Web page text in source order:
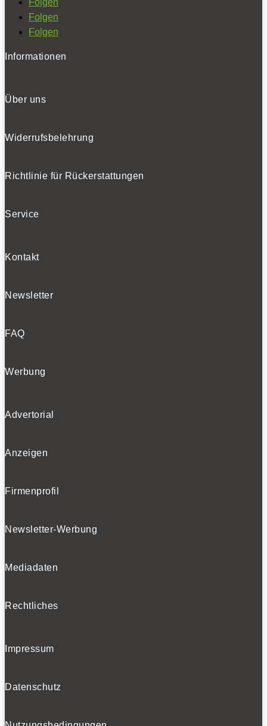
Folgen
Folgen
Folgen
Informationen
Über uns
Widerrufsbelehrung
Richtlinie für Rückerstattungen
Service
Kontakt
Newsletter
FAQ
Werbung
Advertorial
Anzeigen
Firmenprofil
Newsletter-Werbung
Mediadaten
Rechtliches
Impressum
Datenschutz